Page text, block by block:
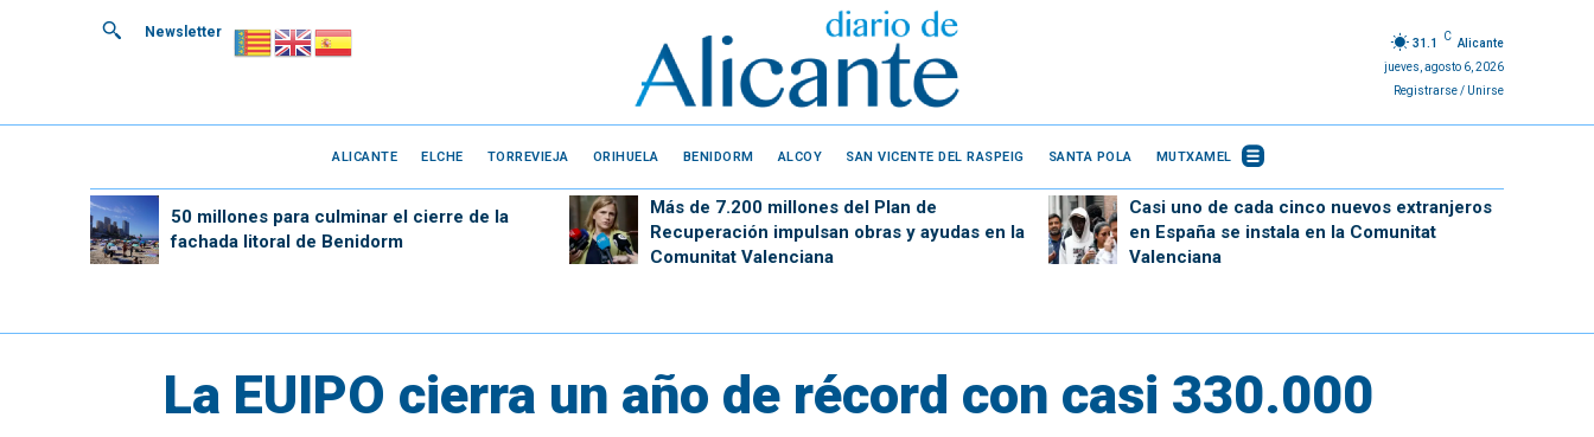
Newsletter
31.1
C
Alicante
jueves, agosto 6, 2026
Registrarse / Unirse
ALICANTE ELCHE TORREVIEJA ORIHUELA BENIDORM ALCOY SAN VICENTE DEL RASPEIG SANTA POLA MUTXAMEL
50 millones para culminar el cierre de la
fachada litoral de Benidorm
Más de 7.200 millones del Plan de
Recuperación impulsan obras y ayudas en la
Comunitat Valenciana
Casi uno de cada cinco nuevos extranjeros
en España se instala en la Comunitat
Valenciana
La EUIPO cierra un año de récord con casi 330.000